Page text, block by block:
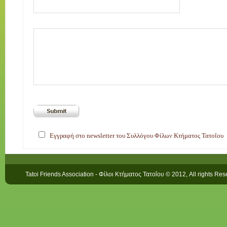
Εγγραφή στο newsletter του Συλλόγου Φίλων Κτήματος Τατοΐου
Tatoi Friends Association - Φίλοι Κτήματος Τατοΐου © 2012, All rights